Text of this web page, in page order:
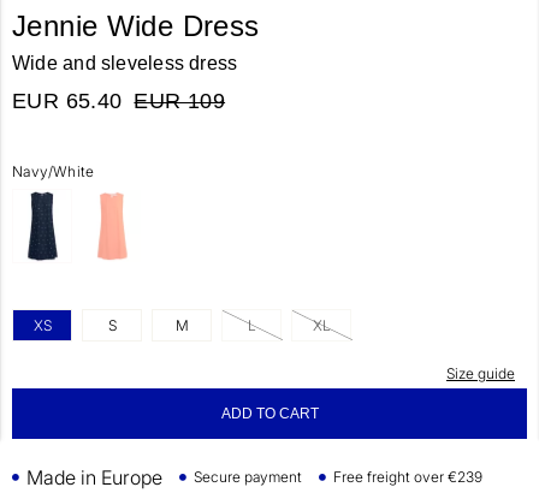
Jennie Wide Dress
Wide and sleveless dress
EUR 65.40 EUR 109
Navy/White
XS S M L XL
Size guide
ADD TO CART
Made in Europe Secure payment Free freight over €239